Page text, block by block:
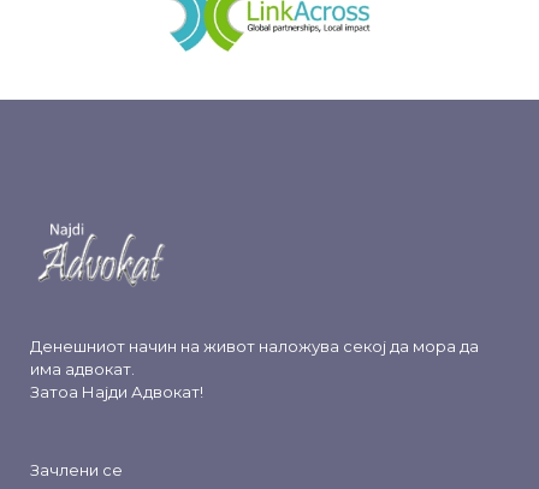
Денешниот начин на живот наложува секој да мора да
има адвокат.
Затоа Најди Адвокат!
Зачлени се